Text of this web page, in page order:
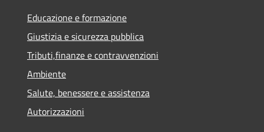
Educazione e formazione
Giustizia e sicurezza pubblica
Tributi,finanze e contravvenzioni
Ambiente
Salute, benessere e assistenza
Autorizzazioni